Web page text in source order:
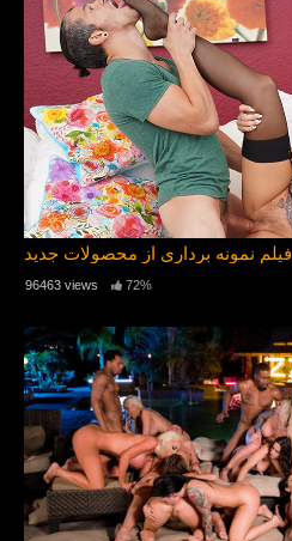
فیلم نمونه برداری از محصولات جدید
96463 views 72%